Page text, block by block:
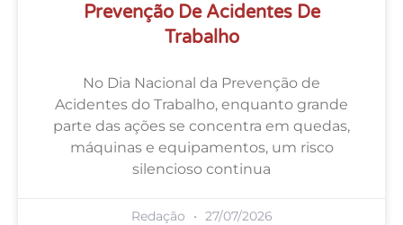
Prevenção De Acidentes De
Trabalho
No Dia Nacional da Prevenção de
Acidentes do Trabalho, enquanto grande
parte das ações se concentra em quedas,
máquinas e equipamentos, um risco
silencioso continua
Redação 27/07/2026